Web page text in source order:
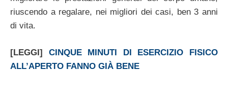
riuscendo a regalare, nei migliori dei casi, ben 3 anni
di vita.
[LEGGI] CINQUE MINUTI DI ESERCIZIO FISICO
ALL’APERTO FANNO GIÀ BENE